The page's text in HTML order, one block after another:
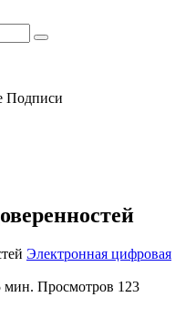
Подписи
Электронная цифровая
мин. Просмотров 123